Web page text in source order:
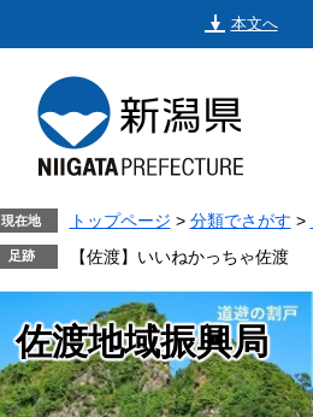
本文へ
現在地 トップページ > 分類でさがす >
【佐渡】いいねかっちゃ佐渡
佐渡地域振興局